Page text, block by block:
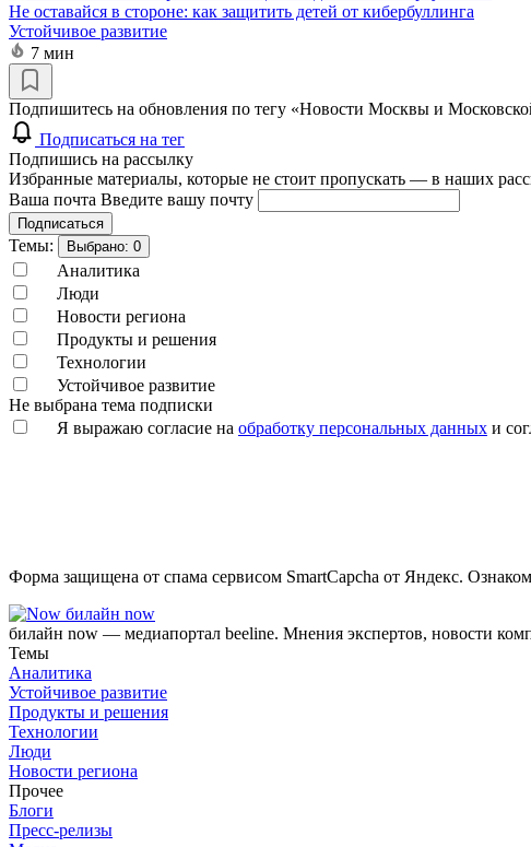
Не оставайся в стороне: как защитить детей от кибербуллинга
Устойчивое развитие
7 мин
Подпишитесь на обновления по тегу «Новости Москвы и
Подписаться на тег
Подпишись на рассылку
Избранные материалы, которые не стоит пропускать — в наших
Ваша почта Введите вашу почту
Подписаться
Темы: Выбрано: 0
Аналитика
Люди
Новости региона
Продукты и решения
Технологии
Устойчивое развитие
Не выбрана тема подписки
Я выражаю согласие на обработку персональных данных и
Форма защищена от спама сервисом SmartCapcha от Яндекс.
билайн now
билайн now — медиапортал beeline. Мнения экспертов, новости
Темы
Аналитика
Устойчивое развитие
Продукты и решения
Технологии
Люди
Новости региона
Прочее
Блоги
Пресс-релизы